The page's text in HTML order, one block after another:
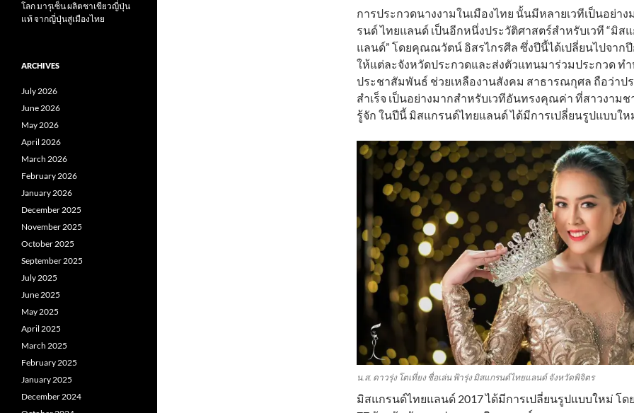
การประกวดนางงามในเมืองไทย นั้นมีหลายเวทีเป็นอย่า
รนด์ ไทยแลนด์ เป็นอีกหนึ่งประวัติศาสตร์สำหรับเวที “มิส
แลนด์” โดยคุณณวัตน์ อิสรไกรศีล ซึ่งปีนี้ได้เปลี่ยนไปจาก
ให้แต่ละจังหวัดประกวดและส่งตัวแทนมาร่วมประกวด ท
ประชาสัมพันธ์ ช่วยเหลืองานสังคม สาธารณกุศล ถือว่าป
สำเร็จ เป็นอย่างมากสำหรับเวทีอันทรงคุณค่า ที่สาวงามช
รู้จัก ในปีนี้ มิสแกรนด์ไทยแลนด์ ได้มีการเปลี่ยนรูปแบบให
น.ส. ดาวรุ่ง โตเที่ยง ชื่อเล่น ฟ้ารุ่ง มิสแกรนด์ไทยแลนด์ จังหวัดพิจิตร
มิสแกรนด์ไทยแลนด์ 2017 ได้มีการเปลี่ยนรูปแบบใหม่ โด
โลก มารุเซ็น ผลิตชาเขียวญี่ปุ่น
แท้ จากญี่ปุ่นสู่เมืองไทย
ARCHIVES
July 2026
June 2026
May 2026
April 2026
March 2026
February 2026
January 2026
December 2025
November 2025
October 2025
September 2025
July 2025
June 2025
May 2025
April 2025
March 2025
February 2025
January 2025
December 2024